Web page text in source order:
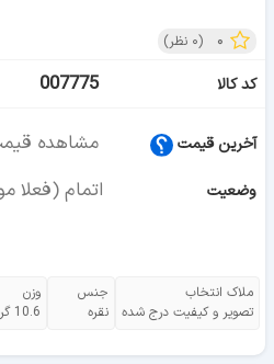
۰ (۰ نظر)
کد کالا
007775
آخرین قیمت مشاهده
وضعیت اتمام (فعلا
ملاک انتخاب
تصویر و کیفیت درج شده
جنس
نقره
وزن
10.6 گرم